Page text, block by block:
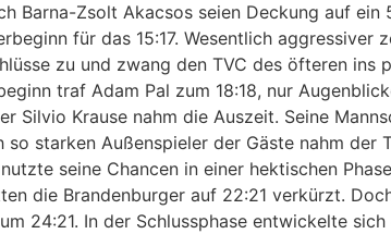
Barna-Zsolt Akacsos seien Deckung auf ein
für das 15:17. Wesentlich aggressiver
zu und zwang den TVC des öfteren ins
traf Adam Pal zum 18:18, nur
Silvio Krause nahm die Auszeit. Seine
starken Außenspieler der Gäste nahm der
seine Chancen in einer hektischen
die Brandenburger auf 22:21 verkürzt.
24:21. In der Schlussphase entwickelte